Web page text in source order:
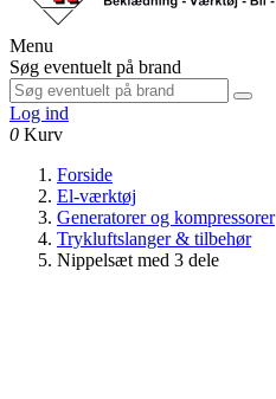
Menu
Søg eventuelt på brand
Log ind
0 Kurv
Forside
El-værktøj
Generatorer og kompressorer
Trykluftslanger & tilbehør
Nippelsæt med 3 dele